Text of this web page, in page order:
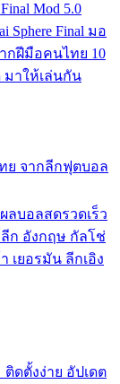
Mod 5.0
Sphere Final มอ
กฝีมือคนไทย 10
มาให้เล่นกัน
ย จากลีกฟุตบอล
ลบอลสดรวดเร็ว
ก อังกฤษ กัลโช่
เยอรมัน ลีกเอิง
ดตั้งง่าย อัปเดต